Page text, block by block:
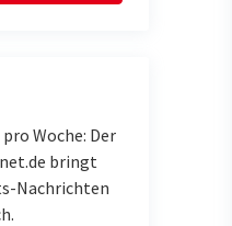
Woche: Der
bringt
Nachrichten